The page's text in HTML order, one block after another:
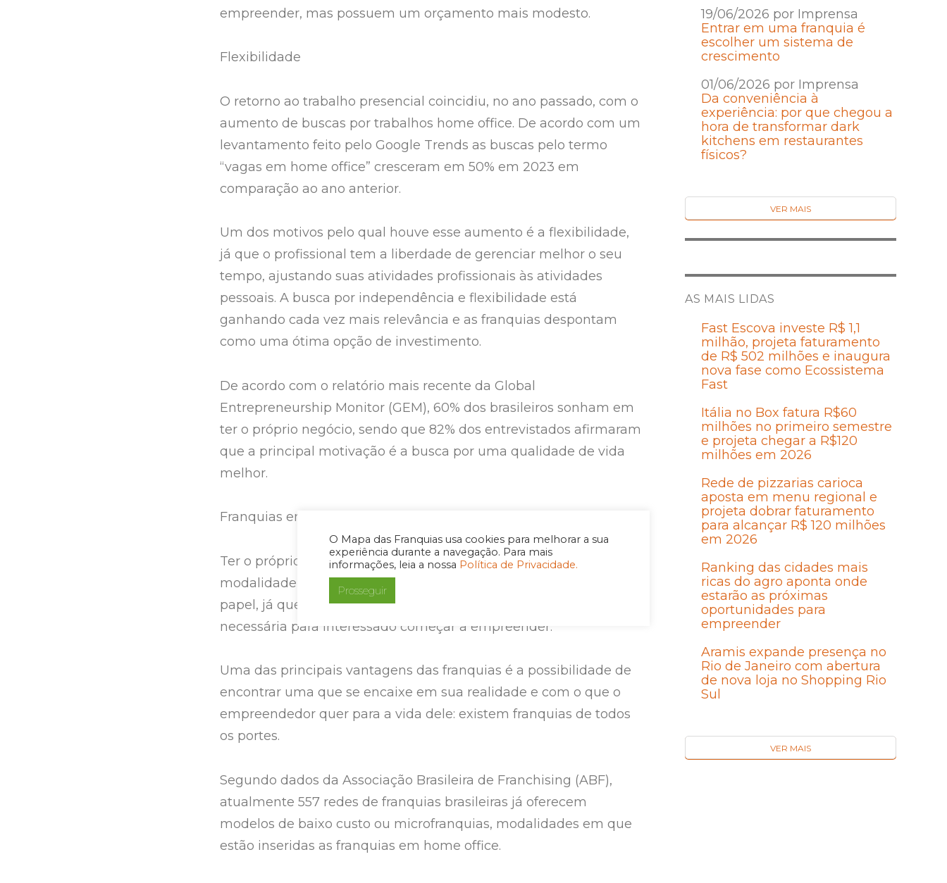
O Mapa das Franquias usa cookies para melhorar a sua
experiência durante a navegação. Para mais
informações, leia a nossa Política de Privacidade.
Prosseguir
empreender, mas possuem um orçamento mais modesto.
Flexibilidade
O retorno ao trabalho presencial coincidiu, no ano passado, com o
aumento de buscas por trabalhos home office. De acordo com um
levantamento feito pelo Google Trends as buscas pelo termo
“vagas em home office” cresceram em 50% em 2023 em
comparação ao ano anterior.
Um dos motivos pelo qual houve esse aumento é a flexibilidade,
já que o profissional tem a liberdade de gerenciar melhor o seu
tempo, ajustando suas atividades profissionais às atividades
pessoais. A busca por independência e flexibilidade está
ganhando cada vez mais relevância e as franquias despontam
como uma ótima opção de investimento.
De acordo com o relatório mais recente da Global
Entrepreneurship Monitor (GEM), 60% dos brasileiros sonham em
ter o próprio negócio, sendo que 82% dos entrevistados afirmaram
que a principal motivação é a busca por uma qualidade de vida
melhor.
Franquias em home office no Brasil
Ter o próprio negócio é o sonho de muitos brasileiros, e apostar na
modalidade de franquias pode facilitar que esse objetivo saia do
papel, já que essas empresas possuem toda a estrutura
necessária para interessado começar a empreender.
Uma das principais vantagens das franquias é a possibilidade de
encontrar uma que se encaixe em sua realidade e com o que o
empreendedor quer para a vida dele: existem franquias de todos
os portes.
Segundo dados da Associação Brasileira de Franchising (ABF),
atualmente 557 redes de franquias brasileiras já oferecem
modelos de baixo custo ou microfranquias, modalidades em que
estão inseridas as franquias em home office.
19/06/2026 por Imprensa
Entrar em uma franquia é
escolher um sistema de
crescimento
01/06/2026 por Imprensa
Da conveniência à
experiência: por que chegou a
hora de transformar dark
kitchens em restaurantes
físicos?
VER MAIS
AS MAIS LIDAS
Fast Escova investe R$ 1,1
milhão, projeta faturamento
de R$ 502 milhões e inaugura
nova fase como Ecossistema
Fast
Itália no Box fatura R$60
milhões no primeiro semestre
e projeta chegar a R$120
milhões em 2026
Rede de pizzarias carioca
aposta em menu regional e
projeta dobrar faturamento
para alcançar R$ 120 milhões
em 2026
Ranking das cidades mais
ricas do agro aponta onde
estarão as próximas
oportunidades para
empreender
Aramis expande presença no
Rio de Janeiro com abertura
de nova loja no Shopping Rio
Sul
VER MAIS